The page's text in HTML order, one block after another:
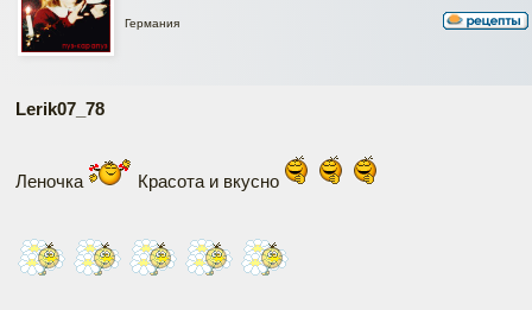
Германия
Lerik07_78
Леночка Красота и вкусно